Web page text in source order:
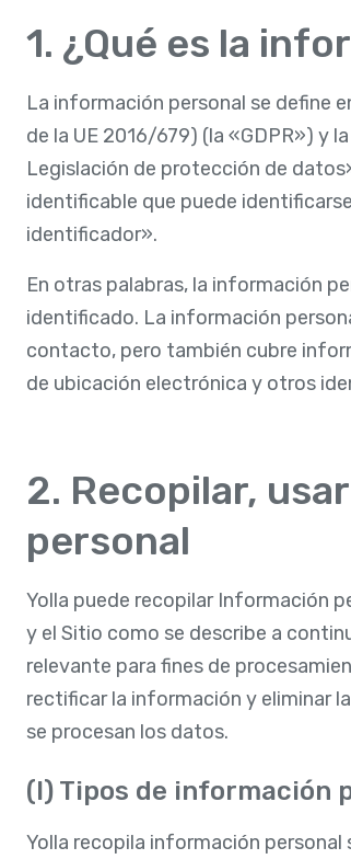
1. ¿Qué es la
La información personal se define
de la UE 2016/679) (la «GDPR») y
Legislación de protección de
identificable que puede
identificador».
En otras palabras, la información
identificado. La información
contacto, pero también cubre
de ubicación electrónica y otros
2. Recopilar,
personal
Yolla puede recopilar Información
y el Sitio como se describe a
relevante para fines de
rectificar la información y eliminar
se procesan los datos.
(I) Tipos de información
Yolla recopila información